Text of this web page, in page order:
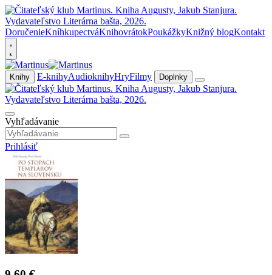
DoručenieKníhkupectváKnihovrátokPoukážkyKnižný blogKontakt
Knihy E-knihyAudioknihyHryFilmy Doplnky
Vyhľadávanie
Prihlásiť